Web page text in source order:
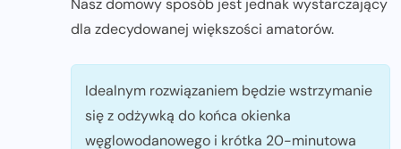
Nasz domowy sposób jest jednak wystarczający
dla zdecydowanej większości amatorów.
Idealnym rozwiązaniem będzie wstrzymanie
się z odżywką do końca okienka
węglowodanowego i krótka 20-minutowa